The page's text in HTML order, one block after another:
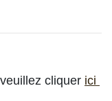
cliquer ici